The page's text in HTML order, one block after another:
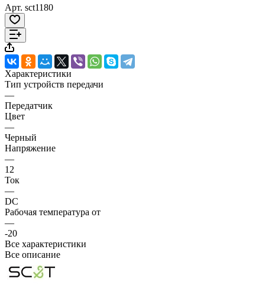
Арт. sct1180
Характеристики
Тип устройств передачи
—
Передатчик
Цвет
—
Черный
Напряжение
—
12
Ток
—
DC
Рабочая температура от
—
-20
Все характеристики
Все описание